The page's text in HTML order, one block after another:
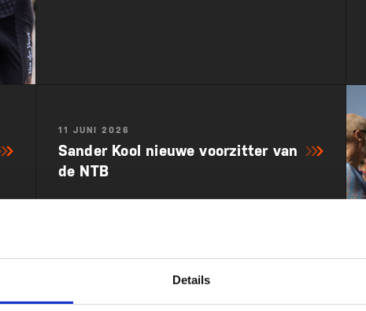
Details
11 JUNI 2026
Sander Kool nieuwe voorzitter van
de NTB